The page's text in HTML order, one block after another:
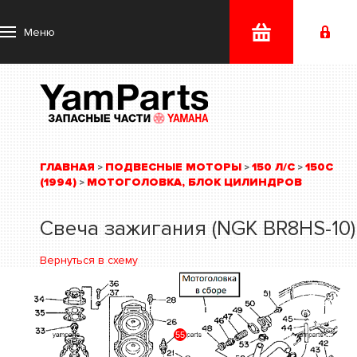
Меню
ГЛАВНАЯ > ПОДВЕСНЫЕ МОТОРЫ > 150 Л/С > 150C
(1994) > МОТОГОЛОВКА, БЛОК ЦИЛИНДРОВ
Свеча зажигания (NGK BR8HS-10)
Вернуться в схему
55